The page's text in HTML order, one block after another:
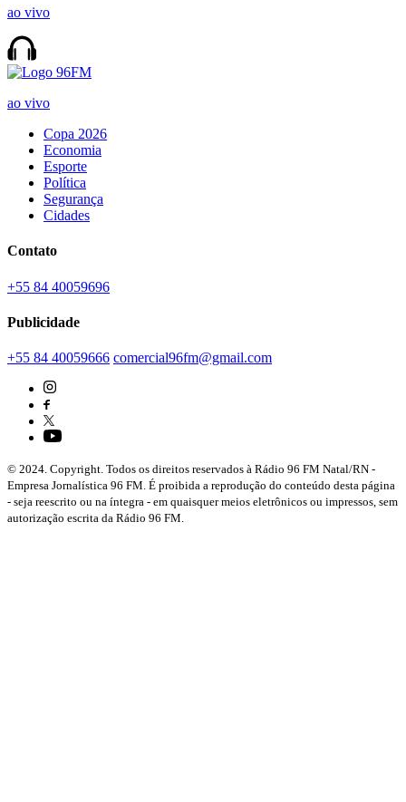
ao vivo
ao vivo
Copa 2026
Economia
Esporte
Política
Segurança
Cidades
Contato
+55 84 40059696
Publicidade
+55 84 40059666 comercial96fm@gmail.com
© 2024. Copyright. Todos os direitos reservados à Rádio 96 FM Natal/RN -
Empresa Jornalística 96 FM. É proibida a reprodução do conteúdo desta página
- seja reescrito ou na íntegra - em quaisquer meios eletrônicos ou impressos, sem
autorização escrita da Rádio 96 FM.